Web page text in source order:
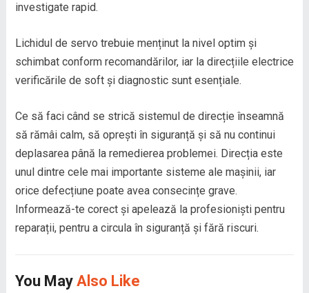
investigate rapid.
Lichidul de servo trebuie menținut la nivel optim și
schimbat conform recomandărilor, iar la direcțiile electrice
verificările de soft și diagnostic sunt esențiale.
Ce să faci când se strică sistemul de direcție înseamnă
să rămâi calm, să oprești în siguranță și să nu continui
deplasarea până la remedierea problemei. Direcția este
unul dintre cele mai importante sisteme ale mașinii, iar
orice defecțiune poate avea consecințe grave.
Informează-te corect și apelează la profesioniști pentru
reparații, pentru a circula în siguranță și fără riscuri.
You May Also Like